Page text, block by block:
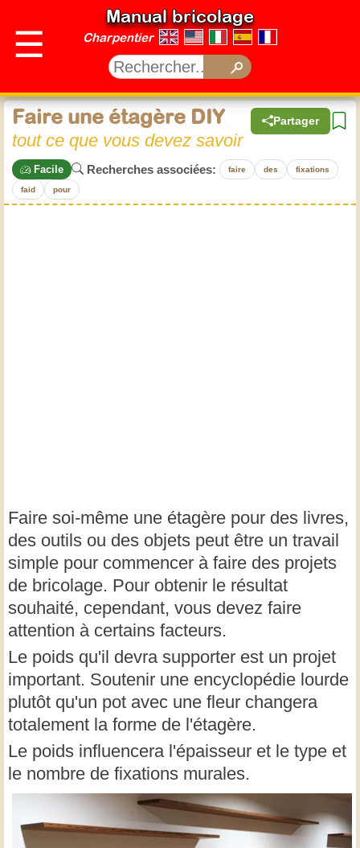
☰
Manual bricolage
Charpentier
Partager
Faire une étagère DIY
tout ce que vous devez savoir
Facile Recherches associées: faire des fixations
faid pour
Faire soi-même une étagère pour des livres,
des outils ou des objets peut être un travail
simple pour commencer à faire des projets
de bricolage. Pour obtenir le résultat
souhaité, cependant, vous devez faire
attention à certains facteurs.
Le poids qu'il devra supporter est un projet
important. Soutenir une encyclopédie lourde
plutôt qu'un pot avec une fleur changera
totalement la forme de l'étagère.
Le poids influencera l'épaisseur et le type et
le nombre de fixations murales.